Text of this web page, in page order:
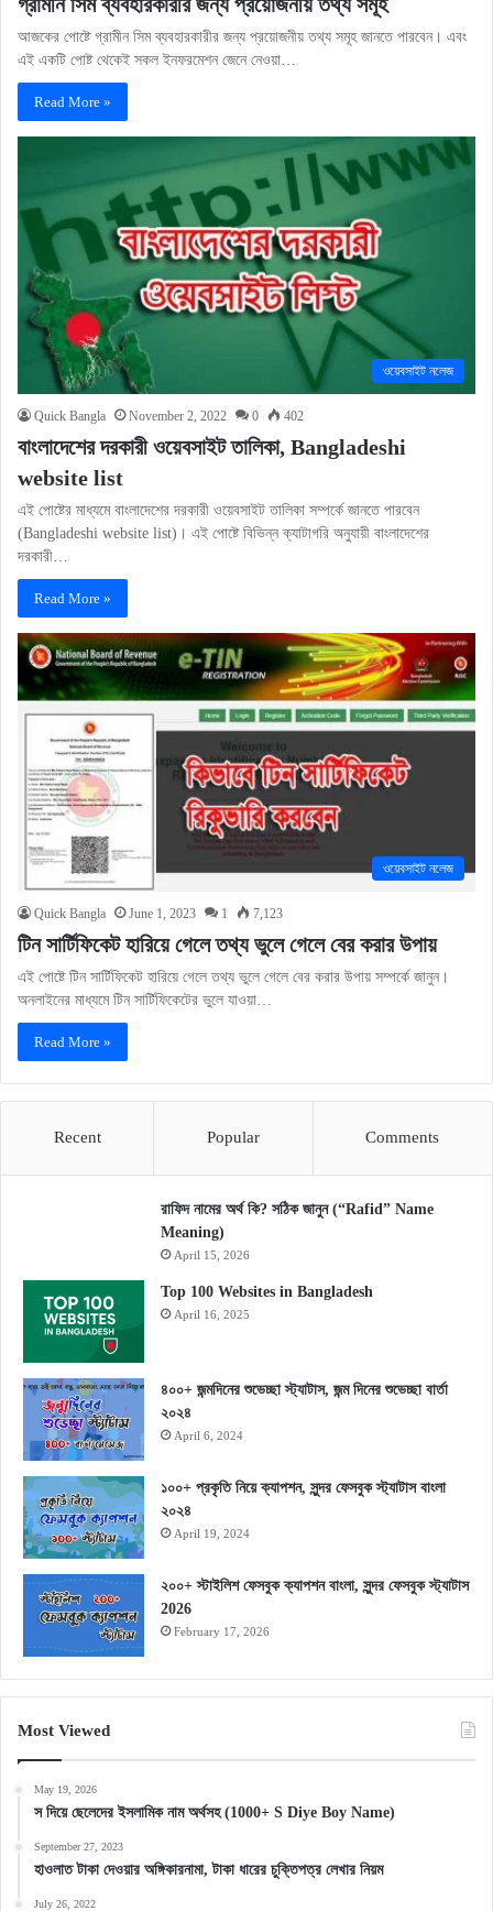
আজকের পোষ্টে গ্রামীন সিম ব্যবহারকারীর জন্য প্রয়োজনীয় তথ্য সমূহ জানতে পারবেন। এবং
এই একটি পোষ্ট থেকেই সকল ইনফরমেশন জেনে নেওয়া…
Read More »
ওয়েবসাইট নলেজ
Quick Bangla November 2, 2022 0 402
বাংলাদেশের দরকারী ওয়েবসাইট তালিকা, Bangladeshi
website list
এই পোষ্টের মাধ্যমে বাংলাদেশের দরকারী ওয়েবসাইট তালিকা সম্পর্কে জানতে পারবেন
(Bangladeshi website list)। এই পোষ্টে বিভিন্ন ক্যাটাগরি অনুযায়ী বাংলাদেশের
দরকারী…
Read More »
ওয়েবসাইট নলেজ
Quick Bangla June 1, 2023 1 7,123
টিন সার্টিফিকেট হারিয়ে গেলে তথ্য ভুলে গেলে বের করার উপায়
এই পোষ্টে টিন সার্টিফিকেট হারিয়ে গেলে তথ্য ভুলে গেলে বের করার উপায় সম্পর্কে জানুন।
অনলাইনের মাধ্যমে টিন সার্টিফিকেটের ভুলে যাওয়া…
Read More »
Recent Popular Comments
রাফিদ নামের অর্থ কি? সঠিক জানুন (“Rafid” Name
Meaning)
April 15, 2026
Top 100 Websites in Bangladesh
April 16, 2025
৪০০+ জন্মদিনের শুভেচ্ছা স্ট্যাটাস, জন্ম দিনের শুভেচ্ছা বার্তা
২০২৪
April 6, 2024
১০০+ প্রকৃতি নিয়ে ক্যাপশন, সুন্দর ফেসবুক স্ট্যাটাস বাংলা
২০২৪
April 19, 2024
২০০+ স্টাইলিশ ফেসবুক ক্যাপশন বাংলা, সুন্দর ফেসবুক স্ট্যাটাস
2026
February 17, 2026
Most Viewed
May 19, 2026
স দিয়ে ছেলেদের ইসলামিক নাম অর্থসহ (1000+ S Diye Boy Name)
September 27, 2023
হাওলাত টাকা দেওয়ার অঙ্গিকারনামা, টাকা ধারের চুক্তিপত্র লেখার নিয়ম
July 26, 2022